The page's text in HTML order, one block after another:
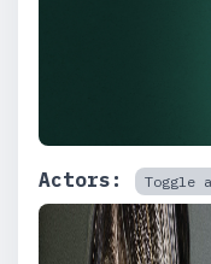
Actors: Toggle